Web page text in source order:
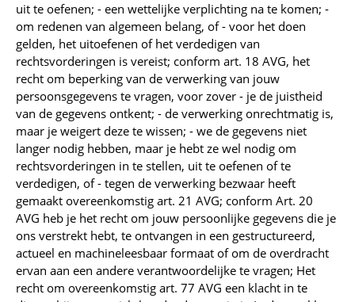
uit te oefenen; - een wettelijke verplichting na te komen; -
om redenen van algemeen belang, of - voor het doen
gelden, het uitoefenen of het verdedigen van
rechtsvorderingen is vereist; conform art. 18 AVG, het
recht om beperking van de verwerking van jouw
persoonsgegevens te vragen, voor zover - je de juistheid
van de gegevens ontkent; - de verwerking onrechtmatig is,
maar je weigert deze te wissen; - we de gegevens niet
langer nodig hebben, maar je hebt ze wel nodig om
rechtsvorderingen in te stellen, uit te oefenen of te
verdedigen, of - tegen de verwerking bezwaar heeft
gemaakt overeenkomstig art. 21 AVG; conform Art. 20
AVG heb je het recht om jouw persoonlijke gegevens die je
ons verstrekt hebt, te ontvangen in een gestructureerd,
actueel en machineleesbaar formaat of om de overdracht
ervan aan een andere verantwoordelijke te vragen; Het
recht om overeenkomstig art. 77 AVG een klacht in te